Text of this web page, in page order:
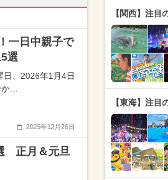
一日中親子で
選
、2026年1月4日
…
2025年12月26日
正月＆元旦
【関西】注目
【東海】注目